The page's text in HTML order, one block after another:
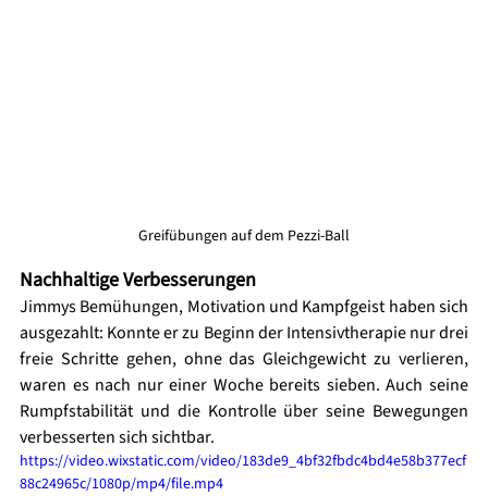
Greifübungen auf dem Pezzi-Ball
Nachhaltige Verbesserungen
Jimmys Bemühungen, Motivation und Kampfgeist haben sich
ausgezahlt: Konnte er zu Beginn der Intensivtherapie nur drei
freie Schritte gehen, ohne das Gleichgewicht zu verlieren,
waren es nach nur einer Woche bereits sieben. Auch seine
Rumpfstabilität und die Kontrolle über seine Bewegungen
verbesserten sich sichtbar.
https://video.wixstatic.com/video/183de9_4bf32fbdc4bd4e58b377ecf
88c24965c/1080p/mp4/file.mp4